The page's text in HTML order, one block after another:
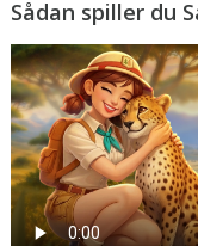
Sådan spiller du